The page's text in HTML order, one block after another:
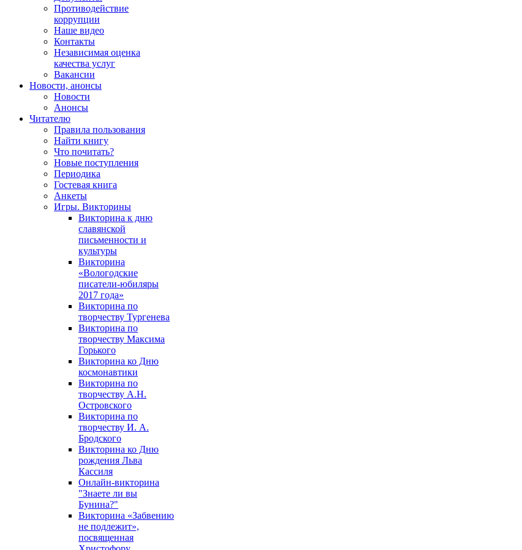
Противодействие
коррупции
Наше видео
Контакты
Независимая оценка
качества услуг
Вакансии
Новости, анонсы
Новости
Анонсы
Читателю
Правила пользования
Найти книгу
Что почитать?
Новые поступления
Периодика
Гостевая книга
Анкеты
Игры. Викторины
Викторина к дню
славянской
письменности и
культуры
Викторина
«Вологодские
писатели-юбиляры
2017 года»
Викторина по
творчеству Тургенева
Викторина по
творчеству Максима
Горького
Викторина ко Дню
космонавтики
Викторина по
творчеству А.Н.
Островского
Викторина по
творчеству И. А.
Бродского
Викторина ко Дню
рождения Льва
Кассиля
Онлайн-викторина
"Знаете ли вы
Бунина?"
Викторина «Забвению
не подлежит»,
посвященная